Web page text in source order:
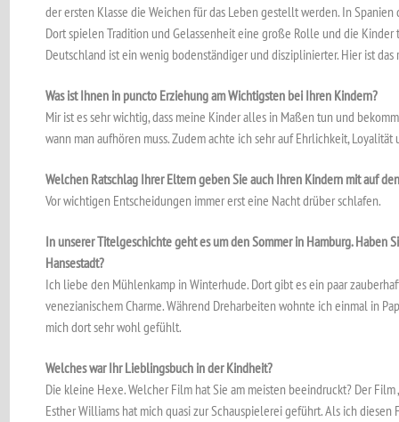
der ersten Klasse die Weichen für das Leben gestellt werden. In
Dort spielen Tradition und Gelassenheit eine große Rolle und die
Deutschland ist ein wenig bodenständiger und disziplinierter. Hier ist
Was ist Ihnen in puncto Erziehung am Wichtigsten bei Ihren Kindern?
Mir ist es sehr wichtig, dass meine Kinder alles in Maßen tun und
wann man aufhören muss. Zudem achte ich sehr auf Ehrlichkeit, Loyalität
Welchen Ratschlag Ihrer Eltern geben Sie auch Ihren Kindern mit auf
Vor wichtigen Entscheidungen immer erst eine Nacht drüber schlafen.
In unserer Titelgeschichte geht es um den Sommer in Hamburg. Haben
Hansestadt?
Ich liebe den Mühlenkamp in Winterhude. Dort gibt es ein paar
venezianischem Charme. Während Dreharbeiten wohnte ich einmal in
mich dort sehr wohl gefühlt.
Welches war Ihr Lieblingsbuch in der Kindheit?
Die kleine Hexe. Welcher Film hat Sie am meisten beeindruckt? Der Film
Esther Williams hat mich quasi zur Schauspielerei geführt. Als ich